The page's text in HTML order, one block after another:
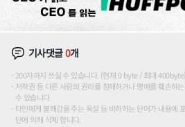
기사댓글0개
200자까지 쓰실 수 있습니다. (현재 0 byte / 최대 400byte)
저작권 등 다른 사람의 권리를 침해하거나 명예를 훼손하
수 있습니다.
타인에게 불쾌감을 주는 욕설 등 비하하는 단어가 내용에
단에 의해 삭제 합니다.